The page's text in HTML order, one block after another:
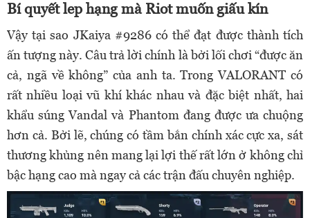
Bí quyết lep hạng mà Riot muốn giấu kín
Vậy tại sao JKaiya #9286 có thể đạt được thành tích
ấn tượng này. Câu trả lời chính là bởi lối chơi “được ăn
cả, ngã về không” của anh ta. Trong VALORANT có
rất nhiều loại vũ khí khác nhau và đặc biệt nhất, hai
khẩu súng Vandal và Phantom đang được ưa chuộng
hơn cả. Bởi lẽ, chúng có tầm bắn chính xác cực xa, sát
thương khủng nên mang lại lợi thế rất lớn ở không chỉ
bậc hạng cao mà ngay cả các trận đấu chuyên nghiệp.